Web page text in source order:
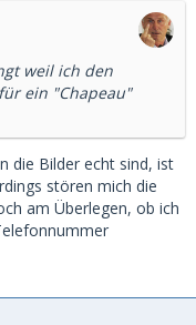
weil ich den
ein "Chapeau"
die Bilder echt sind, ist
stören mich die
am Überlegen, ob ich